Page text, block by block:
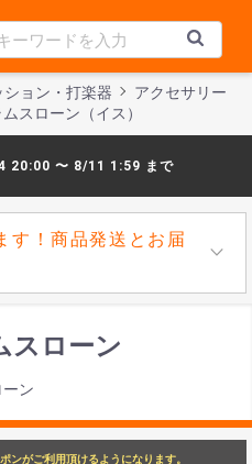
ション・打楽器
アクセサリー
ムスローン（イス）
20:00 〜 8/11 1:59 まで
す！商品発送とお届
スローン
ン
ンがご利用頂けるようになります。